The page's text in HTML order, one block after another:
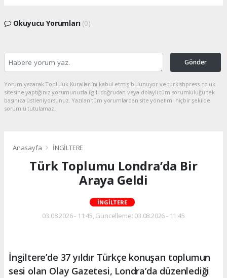
Okuyucu Yorumları (0)
Gönder
Yorum yazarak Topluluk Kuralları’nı kabul etmiş bulunuyor ve turkishpress.co.uk
sitesine yaptığınız yorumunuzla ilgili doğrudan veya dolaylı tüm sorumluluğu tek
başınıza üstleniyorsunuz. Yazılan tüm yorumlardan site yönetimi hiçbir şekilde
sorumlu tutulamaz.
Anasayfa İNGİLTERE
Türk Toplumu Londra’da Bir
Araya Geldi
İNGİLTERE
03.08.2026 - 11:45, Güncelleme: 03.08.2026 - 11:45
İngiltere’de 37 yıldır Türkçe konuşan toplumun
sesi olan Olay Gazetesi, Londra’da düzenlediği